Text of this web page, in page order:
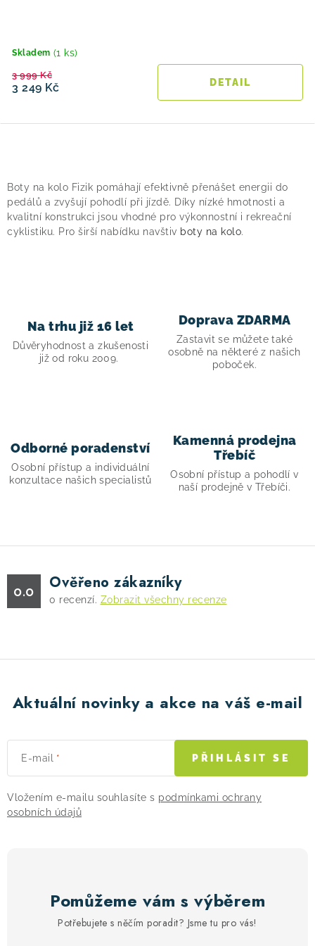
Skladem (1 ks)
3 249 Kč
3 999 Kč
v
l
á
d
v
p
s
Boty na kolo Fizik pomáhají efektivně přenášet energii do
pedálů a zvyšují pohodlí při jízdě. Díky nízké hmotnosti a
kvalitní konstrukci jsou vhodné pro výkonnostní i rekreační
cyklistiku. Pro širší nabídku navštiv boty na kolo.
Na trhu již 16 let
Důvěryhodnost a zkušenosti
již od roku 2009.
Doprava ZDARMA
Zastavit se můžete také
osobně na některé z našich
poboček.
Odborné poradenství
Osobní přístup a individuální
konzultace našich specialistů
Kamenná prodejna
Třebíč
Osobní přístup a pohodlí v
naší prodejně v Třebíči.
0.0 Ověřeno zákazníky
0 recenzí. Zobrazit všechny recenze
Aktuální novinky a akce na váš e-mail
E-mail
Vložením e-mailu souhlasíte s podmínkami ochrany
osobních údajů
PŘIHLÁSIT SE
Pomůžeme vám s výběrem
Potřebujete s něčím poradit? Jsme tu pro vás!